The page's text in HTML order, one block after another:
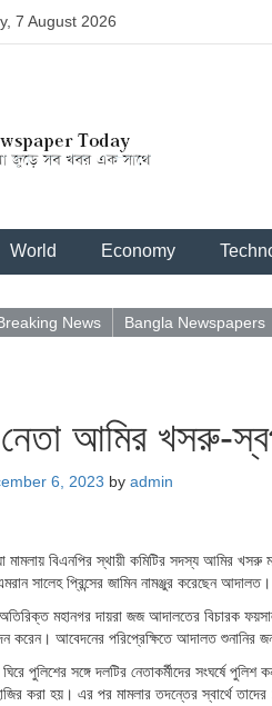
7 August 2026
World Economy
News Bangla Newspapers
আমির খসরু-
6, 2023 by admin
মামলায় বিএনপির স্থায়ী কমিটির সদস্য আমির খসরু
সালেহ প্রিন্সের জামিন নামঞ্জুর করেছেন আদালত।
মহানগর দায়রা জজ আদালতের বিচারক
করেন। আবেদনের পরিপ্রেক্ষিতে আদালত শুনানির
ঘিরে পুলিশের সঙ্গে দলটির নেতাকর্মীদের
করা হয়। এর পর মামলার তদন্তের স্বার্থে তাদের